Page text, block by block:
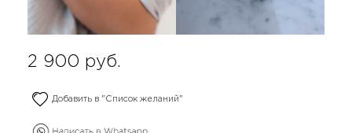
2 900 руб.
Добавить в "Список желаний"